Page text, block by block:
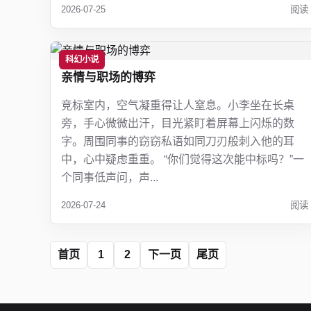
2026-07-25 阅读
科幻小说
亲情与职场的博弈
竞标室内，空气凝重得让人窒息。小李坐在长桌
旁，手心微微出汗，目光紧盯着屏幕上闪烁的数
字。周围同事的窃窃私语如同刀刃般刺入他的耳
中，心中疑虑重重。 “你们觉得这次能中标吗？”一
个同事低声问，声...
2026-07-24 阅读
首页 1 2 下一页 尾页